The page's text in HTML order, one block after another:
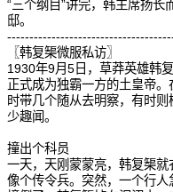
“三个纲目”讲完，韩主席扬长
邸。
〖韩复榘微服私访〗
1930年9月5日，草莽英雄韩
正式成为独霸一方的土皇帝
时带几个随从去明察，有时
少趣闻。
撞出个科员
一天，天刚蒙蒙亮，韩复榘
像个传令兵。突然，一个行